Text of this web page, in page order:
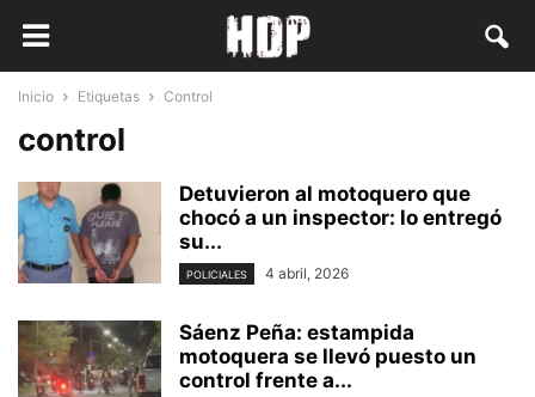
Inicio Etiquetas Control
control
Detuvieron al motoquero que
chocó a un inspector: lo entregó
su...
POLICIALES 4 abril, 2026
Sáenz Peña: estampida
motoquera se llevó puesto un
control frente a...